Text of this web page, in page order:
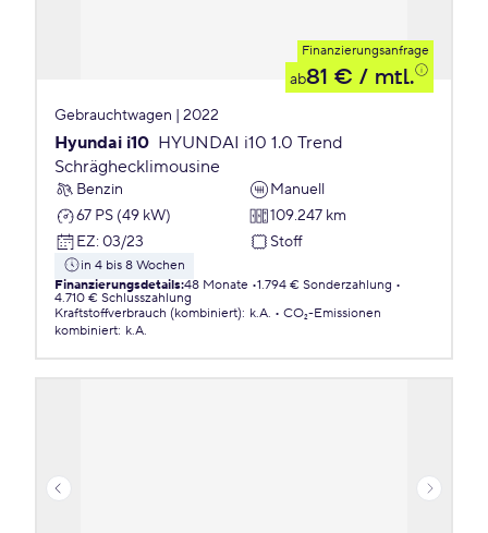
Finanzierungsanfrage
ab81 € / mtl.
Gebrauchtwagen | 2022
Hyundai i10 HYUNDAI i10 1.0 Trend
Schräghecklimousine
Benzin
Manuell
67 PS (49 kW)
109.247 km
EZ: 03/23 Stoff
in 4 bis 8 Wochen
Finanzierungsdetails:48 Monate 1.794 € Sonderzahlung
4.710 € Schlusszahlung
Kraftstoffverbrauch (kombiniert): k.A.
CO₂-Emissionen
kombiniert: k.A.